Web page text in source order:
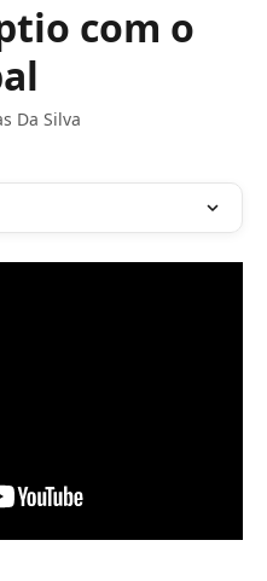
com o
Da Silva